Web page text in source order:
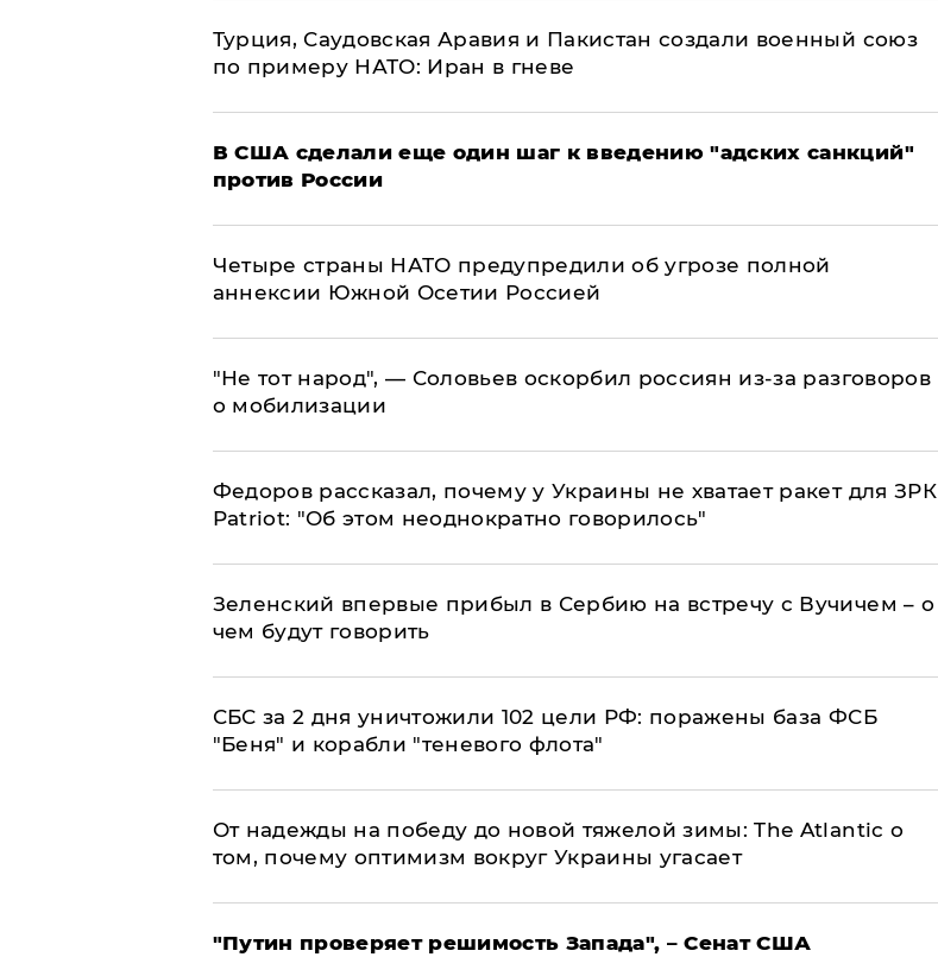
Турция, Саудовская Аравия и Пакистан создали военный союз
по примеру НАТО: Иран в гневе
В США сделали еще один шаг к введению "адских санкций"
против России
Четыре страны НАТО предупредили об угрозе полной
аннексии Южной Осетии Россией
​"Не тот народ", — Соловьев оскорбил россиян из-за разговоров
о мобилизации
Федоров рассказал, почему у Украины не хватает ракет для ЗРК
Patriot: "Об этом неоднократно говорилось"
Зеленский впервые прибыл в Сербию на встречу с Вучичем – о
чем будут говорить
СБС за 2 дня уничтожили 102 цели РФ: поражены база ФСБ
"Беня" и корабли "теневого флота"
От надежды на победу до новой тяжелой зимы: The Atlantic о
том, почему оптимизм вокруг Украины угасает
"Путин проверяет решимость Запада", – Сенат США